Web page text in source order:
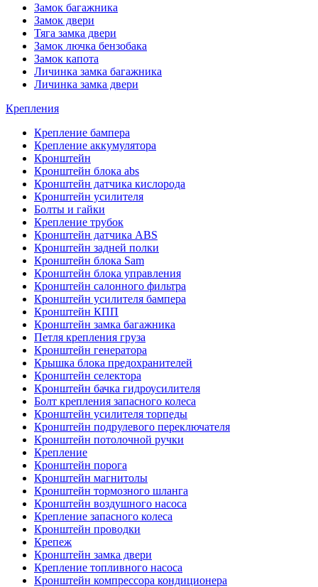
Замок багажника
Замок двери
Тяга замка двери
Замок лючка бензобака
Замок капота
Личинка замка багажника
Личинка замка двери
Крепления
Крепление бампера
Крепление аккумулятора
Кронштейн
Кронштейн блока abs
Кронштейн датчика кислорода
Кронштейн усилителя
Болты и гайки
Крепление трубок
Кронштейн датчика ABS
Кронштейн задней полки
Кронштейн блока Sam
Кронштейн блока управления
Кронштейн салонного фильтра
Кронштейн усилителя бампера
Кронштейн КПП
Кронштейн замка багажника
Петля крепления груза
Кронштейн генератора
Крышка блока предохранителей
Кронштейн селектора
Кронштейн бачка гидроусилителя
Болт крепления запасного колеса
Кронштейн усилителя торпеды
Кронштейн подрулевого переключателя
Кронштейн потолочной ручки
Крепление
Кронштейн порога
Кронштейн магнитолы
Кронштейн тормозного шланга
Кронштейн воздушного насоса
Крепление запасного колеса
Кронштейн проводки
Крепеж
Кронштейн замка двери
Крепление топливного насоса
Кронштейн компрессора кондиционера